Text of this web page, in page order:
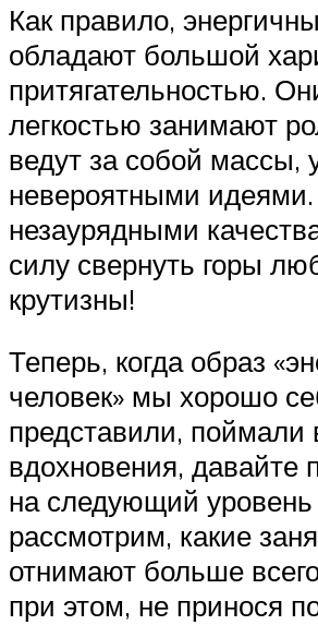
Как правило,
обладают большой
притягательностью.
легкостью занимают
ведут за собой массы,
невероятными
незаурядными
силу свернуть горы
крутизны!
Теперь, когда образ
человек» мы хорошо
представили, поймали
вдохновения, давайте
на следующий
рассмотрим, какие
отнимают больше
при этом, не принося